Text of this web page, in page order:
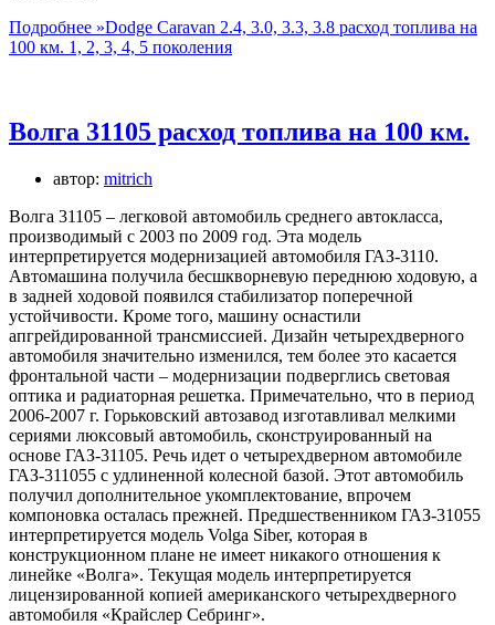
Подробнее »Dodge Caravan 2.4, 3.0, 3.3, 3.8 расход топлива на
100 км. 1, 2, 3, 4, 5 поколения
Волга 31105 расход топлива на 100 км.
автор: mitrich
Волга 31105 – легковой автомобиль среднего автокласса,
производимый с 2003 по 2009 год. Эта модель
интерпретируется модернизацией автомобиля ГАЗ-3110.
Автомашина получила бесшкворневую переднюю ходовую, а
в задней ходовой появился стабилизатор поперечной
устойчивости. Кроме того, машину оснастили
апгрейдированной трансмиссией. Дизайн четырехдверного
автомобиля значительно изменился, тем более это касается
фронтальной части – модернизации подверглись световая
оптика и радиаторная решетка. Примечательно, что в период
2006-2007 г. Горьковский автозавод изготавливал мелкими
сериями люксовый автомобиль, сконструированный на
основе ГАЗ-31105. Речь идет о четырехдверном автомобиле
ГАЗ-311055 с удлиненной колесной базой. Этот автомобиль
получил дополнительное укомплектование, впрочем
компоновка осталась прежней. Предшественником ГАЗ-31055
интерпретируется модель Volga Siber, которая в
конструкционном плане не имеет никакого отношения к
линейке «Волга». Текущая модель интерпретируется
лицензированной копией американского четырехдверного
автомобиля «Крайслер Себринг».